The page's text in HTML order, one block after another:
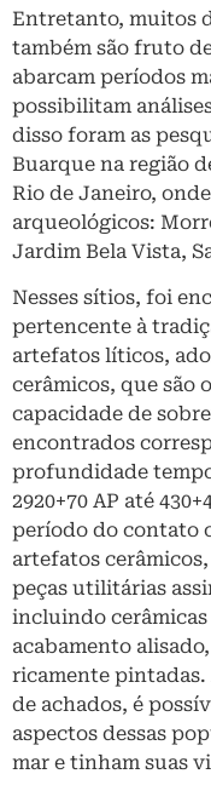
Entretanto, muitos
também são fruto
abarcam períodos
possibilitam
disso foram as
Buarque na região
Rio de Janeiro,
arqueológicos:
Jardim Bela Vista,
Nesses sítios, foi
pertencente à
artefatos líticos,
cerâmicos, que são
capacidade de
encontrados
profundidade
2920+70 AP até
período do contato
artefatos
peças utilitárias
incluindo
acabamento
ricamente pintadas.
de achados, é
aspectos dessas
mar e tinham suas